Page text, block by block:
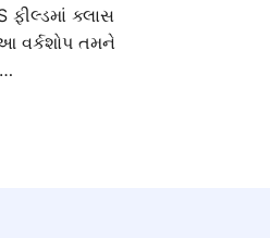
ફીલ્ડમાં ક્લાસ
વર્કશોપ તમને